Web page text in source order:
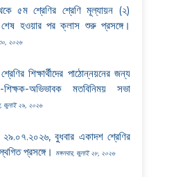
৫ম শ্রেণির শ্রেণি মূল্যায়ন (২)
হওয়ার পর ক্লাস শুরু প্রসঙ্গে।
২০২৬
শিক্ষার্থীদের পাঠোন্নয়নের জন্য
শিক্ষক-অভিভাবক মতবিনিময় সভা
জুলাই ২৯, ২০২৬
বুধবার একাদশ শ্রেণির
প্রসঙ্গে।
মঙ্গলবার, জুলাই ২৮, ২০২৬